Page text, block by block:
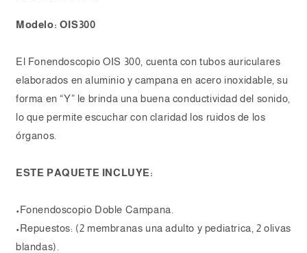
Modelo: OIS300
El Fonendoscopio OIS 300, cuenta con tubos auriculares
elaborados en aluminio y campana en acero inoxidable, su
forma en “Y” le brinda una buena conductividad del sonido,
lo que permite escuchar con claridad los ruidos de los
órganos.
ESTE PAQUETE INCLUYE:
•Fonendoscopio Doble Campana.
•Repuestos: (2 membranas una adulto y pediatrica, 2 olivas
blandas).